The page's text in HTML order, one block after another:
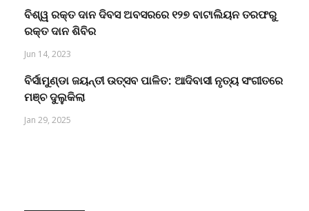
ବିଶ୍ୱ ରକ୍ତ ଦାନ ଦିବସ ଅବସରରେ ୧୨୭ ବାଟାଲିୟନ ତରଫରୁ
ରକ୍ତ ଦାନ ଶିବିର
Jun 14, 2023
ବିର୍ସାମୁଣ୍ଡା ଜୟନ୍ତୀ ଉତ୍ସବ ପାଳିତ: ଆଦିବାସୀ ନୃତ୍ୟ ସଂଗୀତରେ
ମଞ୍ଚ ଦୁଲୁକିଲା
Jan 29, 2025